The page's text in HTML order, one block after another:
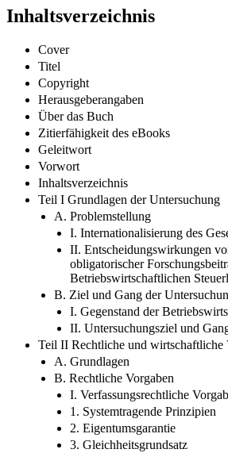
Inhaltsverzeichnis
Cover
Titel
Copyright
Herausgeberangaben
Über das Buch
Zitierfähigkeit des eBooks
Geleitwort
Vorwort
Inhaltsverzeichnis
Teil I Grundlagen der Untersuchung
A. Problemstellung
I. Internationalisierung des
II. Entscheidungswirkungen
obligatorischer
Betriebswirtschaftlichen
B. Ziel und Gang der
I. Gegenstand der
II. Untersuchungsziel und
Teil II Rechtliche und wirtschaftliche
A. Grundlagen
B. Rechtliche Vorgaben
I. Verfassungsrechtliche
1. Systemtragende Prinzipien
2. Eigentumsgarantie
3. Gleichheitsgrundsatz